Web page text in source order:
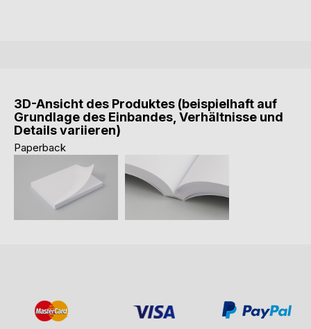
3D-Ansicht des Produktes (beispielhaft auf
Grundlage des Einbandes, Verhältnisse und
Details variieren)
Paperback